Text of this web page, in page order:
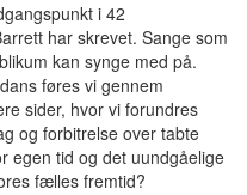
i 42
har skrevet. Sange som
kan synge med på.
føres vi gennem
sider, hvor vi forundres
og forbitrelse over tabte
egen tid og det uundgåelige
fælles fremtid?